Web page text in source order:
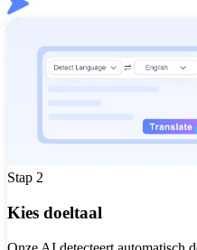
Stap 2
Kies doeltaal